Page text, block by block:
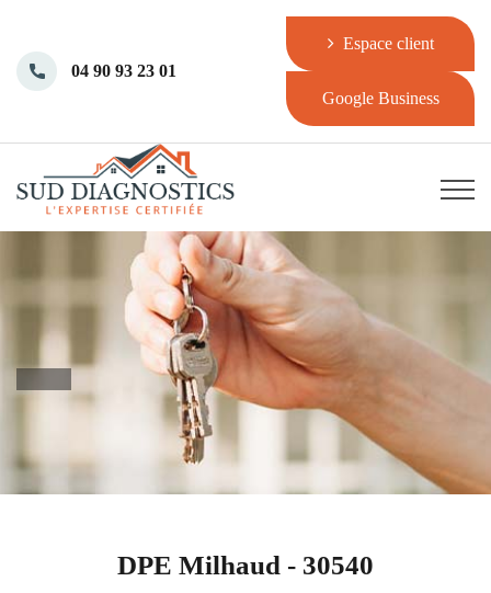
04 90 93 23 01
Espace client
Google Business
DPE Milhaud - 30540